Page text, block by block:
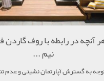
آنچه در رابطه با روف گاردن
نیم ...
به گسترش آپارتمان نشینی و عدم